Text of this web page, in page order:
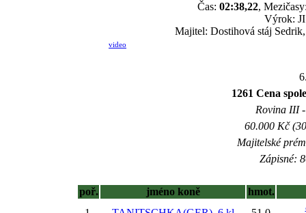
Čas: 02:38,22,
Výrok:
Majitel: Dostihová stáj
video
1261 Cena
Rovina III
60.000 Kč
Majitelské
Zápisné:
poř. jméno koně
hmot.